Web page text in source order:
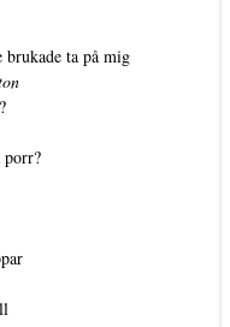
brukade ta på mig